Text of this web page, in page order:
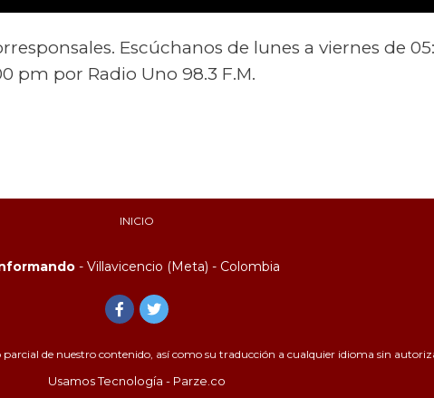
Escúchanos de lunes a viernes de
pm por Radio Uno 98.3 F.M.
INICIO
- Villavicencio (Meta) - Colombia
de nuestro contenido, así como su traducción a cualquier idioma sin
Usamos Tecnología - Parze.co